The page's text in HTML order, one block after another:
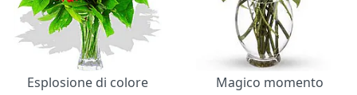
Esplosione di colore
Magico momento